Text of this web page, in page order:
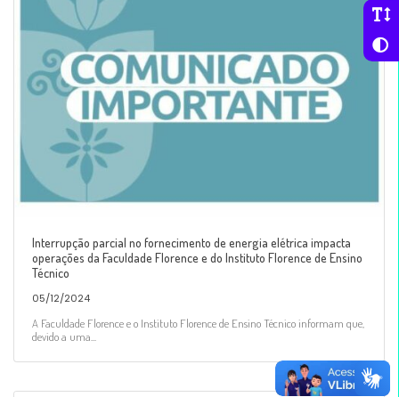
Interrupção parcial no fornecimento de energia elétrica impacta
operações da Faculdade Florence e do Instituto Florence de Ensino
Técnico
05/12/2024
A Faculdade Florence e o Instituto Florence de Ensino Técnico informam que,
devido a uma...